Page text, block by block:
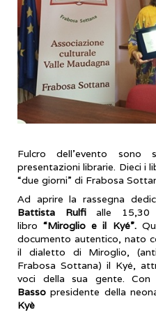
Fulcro dell’evento
presentazioni librarie. Dieci i
“due giorni” di Frabosa
Ad aprire la rassegna
Battista Rulfialle 15,30
libro“Miroglio e il Kyé”.
documento autentico, nato
il dialetto di Miroglio,
Frabosa Sottana) il Kyé,
voci della sua gente.
Bassopresidente della
Kyè